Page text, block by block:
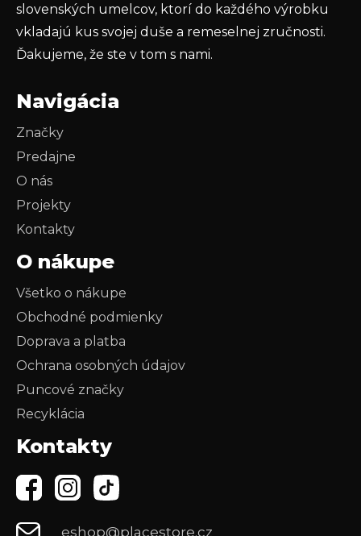
slovenských umelcov, ktorí do každého výrobku
vkladajú kus svojej duše a remeselnej zručnosti.
Ďakujeme, že ste v tom s nami.
Navigácia
Značky
Predajne
O nás
Projekty
Kontakty
O nákupe
Všetko o nákupe
Obchodné podmienky
Doprava a platba
Ochrana osobných údajov
Puncové značky
Recyklácia
Kontakty
eshop@placestore.cz